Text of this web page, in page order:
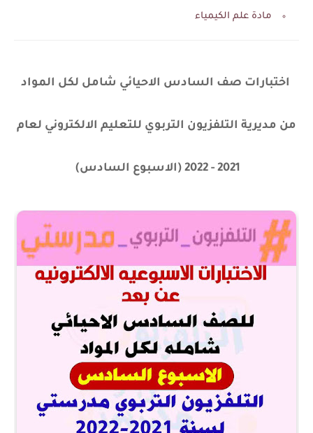
مادة علم الكيمياء
اختبارات صف السادس الاحيائي شامل لكل المواد
من مديرية التلفزيون التربوي للتعليم الالكتروني لعام
2021 - 2022 (الاسبوع السادس)